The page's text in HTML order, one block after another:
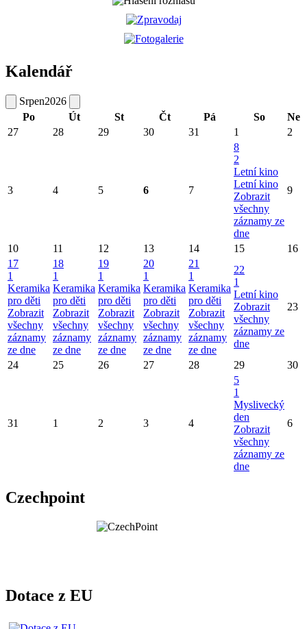
Kalendář
Srpen2026
Po
Út St Čt Pá So
Ne
27
28 29 30 31 1 2
3 4 5 6 7
8
2
Letní kino
Letní kino
Zobrazit
všechny
záznamy ze
dne
9
10 11 12 13 14 15
16
17
1
Keramika
pro děti
Zobrazit
všechny
záznamy
ze dne
18
1
Keramika
pro děti
Zobrazit
všechny
záznamy
ze dne
19
1
Keramika
pro děti
Zobrazit
všechny
záznamy
ze dne
20
1
Keramika
pro děti
Zobrazit
všechny
záznamy
ze dne
21
1
Keramika
pro děti
Zobrazit
všechny
záznamy
ze dne
22
1
Letní kino
Zobrazit
všechny
záznamy ze
dne
23
24 25 26 27 28 29 30
31 1 2 3 4
5
1
Myslivecký
den
Zobrazit
všechny
záznamy ze
dne
6
Czechpoint
Dotace z EU